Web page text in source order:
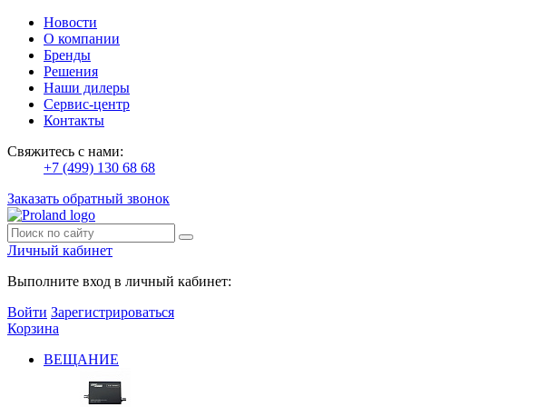
Новости
О компании
Бренды
Решения
Наши дилеры
Сервис-центр
Контакты
Свяжитесь с нами:
+7 (499) 130 68 68
Заказать обратный звонок
Личный кабинет
Выполните вход в личный кабинет:
Войти Зарегистрироваться
Корзина
ВЕЩАНИЕ